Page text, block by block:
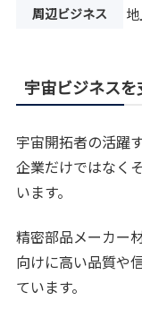
周辺ビジネス
宇宙ビジネス
宇宙開拓者の活躍
企業だけではなく
います。
精密部品メーカー
向けに高い品質や
ています。